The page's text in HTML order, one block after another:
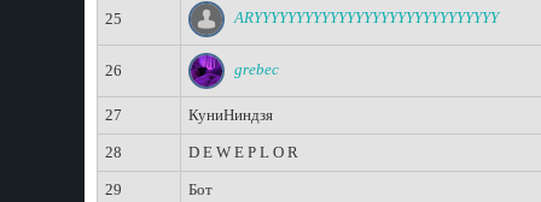
25 ARYYYYYYYYYYYYYYYYYYYYYYYYYYYYY
26 grebec
27 КуниНиндзя
28 D E W E P L O R
29 Бот